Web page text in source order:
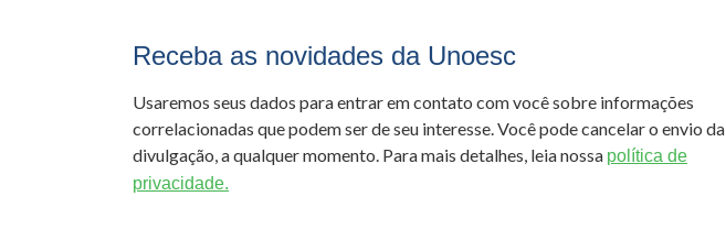
Receba as novidades da Unoesc
Usaremos seus dados para entrar em contato com você sobre informações
correlacionadas que podem ser de seu interesse. Você pode cancelar o envio da
divulgação, a qualquer momento. Para mais detalhes, leia nossa política de
privacidade.